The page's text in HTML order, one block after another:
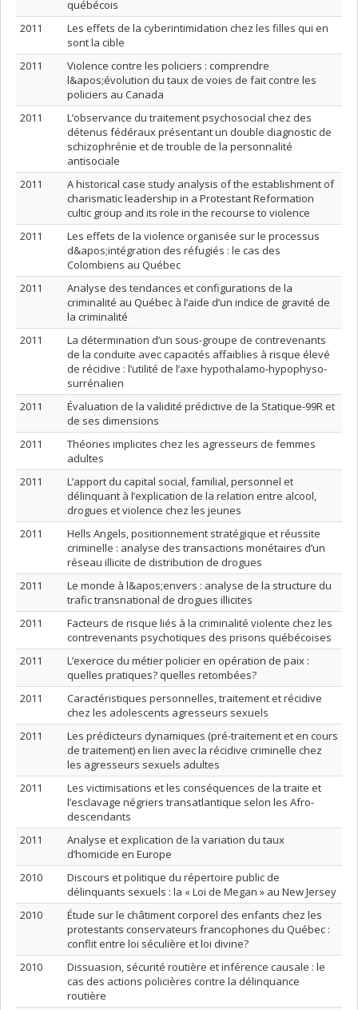
québécois
2011
Les effets de la cyberintimidation chez les filles qui en
sont la cible
2011
Violence contre les policiers : comprendre
l&apos;évolution du taux de voies de fait contre les
policiers au Canada
2011
L’observance du traitement psychosocial chez des
détenus fédéraux présentant un double diagnostic de
schizophrénie et de trouble de la personnalité
antisociale
2011
A historical case study analysis of the establishment of
charismatic leadership in a Protestant Reformation
cultic group and its role in the recourse to violence
2011
Les effets de la violence organisée sur le processus
d&apos;intégration des réfugiés : le cas des
Colombiens au Québec
2011
Analyse des tendances et configurations de la
criminalité au Québec à l’aide d’un indice de gravité de
la criminalité
2011
La détermination d’un sous-groupe de contrevenants
de la conduite avec capacités affaiblies à risque élevé
de récidive : l’utilité de l’axe hypothalamo-hypophyso-
surrénalien
2011
Évaluation de la validité prédictive de la Statique-99R et
de ses dimensions
2011
Théories implicites chez les agresseurs de femmes
adultes
2011
L’apport du capital social, familial, personnel et
délinquant à l’explication de la relation entre alcool,
drogues et violence chez les jeunes
2011
Hells Angels, positionnement stratégique et réussite
criminelle : analyse des transactions monétaires d’un
réseau illicite de distribution de drogues
2011
Le monde à l&apos;envers : analyse de la structure du
trafic transnational de drogues illicites
2011
Facteurs de risque liés à la criminalité violente chez les
contrevenants psychotiques des prisons québécoises
2011
L’exercice du métier policier en opération de paix :
quelles pratiques? quelles retombées?
2011
Caractéristiques personnelles, traitement et récidive
chez les adolescents agresseurs sexuels
2011
Les prédicteurs dynamiques (pré-traitement et en cours
de traitement) en lien avec la récidive criminelle chez
les agresseurs sexuels adultes
2011
Les victimisations et les conséquences de la traite et
l’esclavage négriers transatlantique selon les Afro-
descendants
2011
Analyse et explication de la variation du taux
d’homicide en Europe
2010
Discours et politique du répertoire public de
délinquants sexuels : la « Loi de Megan » au New Jersey
2010
Étude sur le châtiment corporel des enfants chez les
protestants conservateurs francophones du Québec :
conflit entre loi séculière et loi divine?
2010
Dissuasion, sécurité routière et inférence causale : le
cas des actions policières contre la délinquance
routière